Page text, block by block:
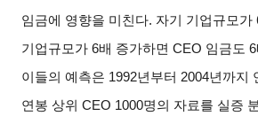
임금에 영향을 미친다. 자기 기업규모가
기업규모가 6배 증가하면 CEO 임금도 6
이들의 예측은 1992년부터 2004년까지
연봉 상위 CEO 1000명의 자료를 실증